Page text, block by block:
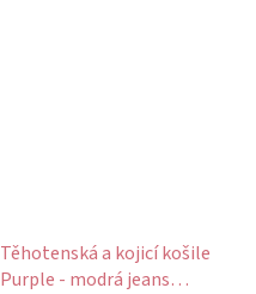
Těhotenská a kojicí košile
Purple - modrá jeans